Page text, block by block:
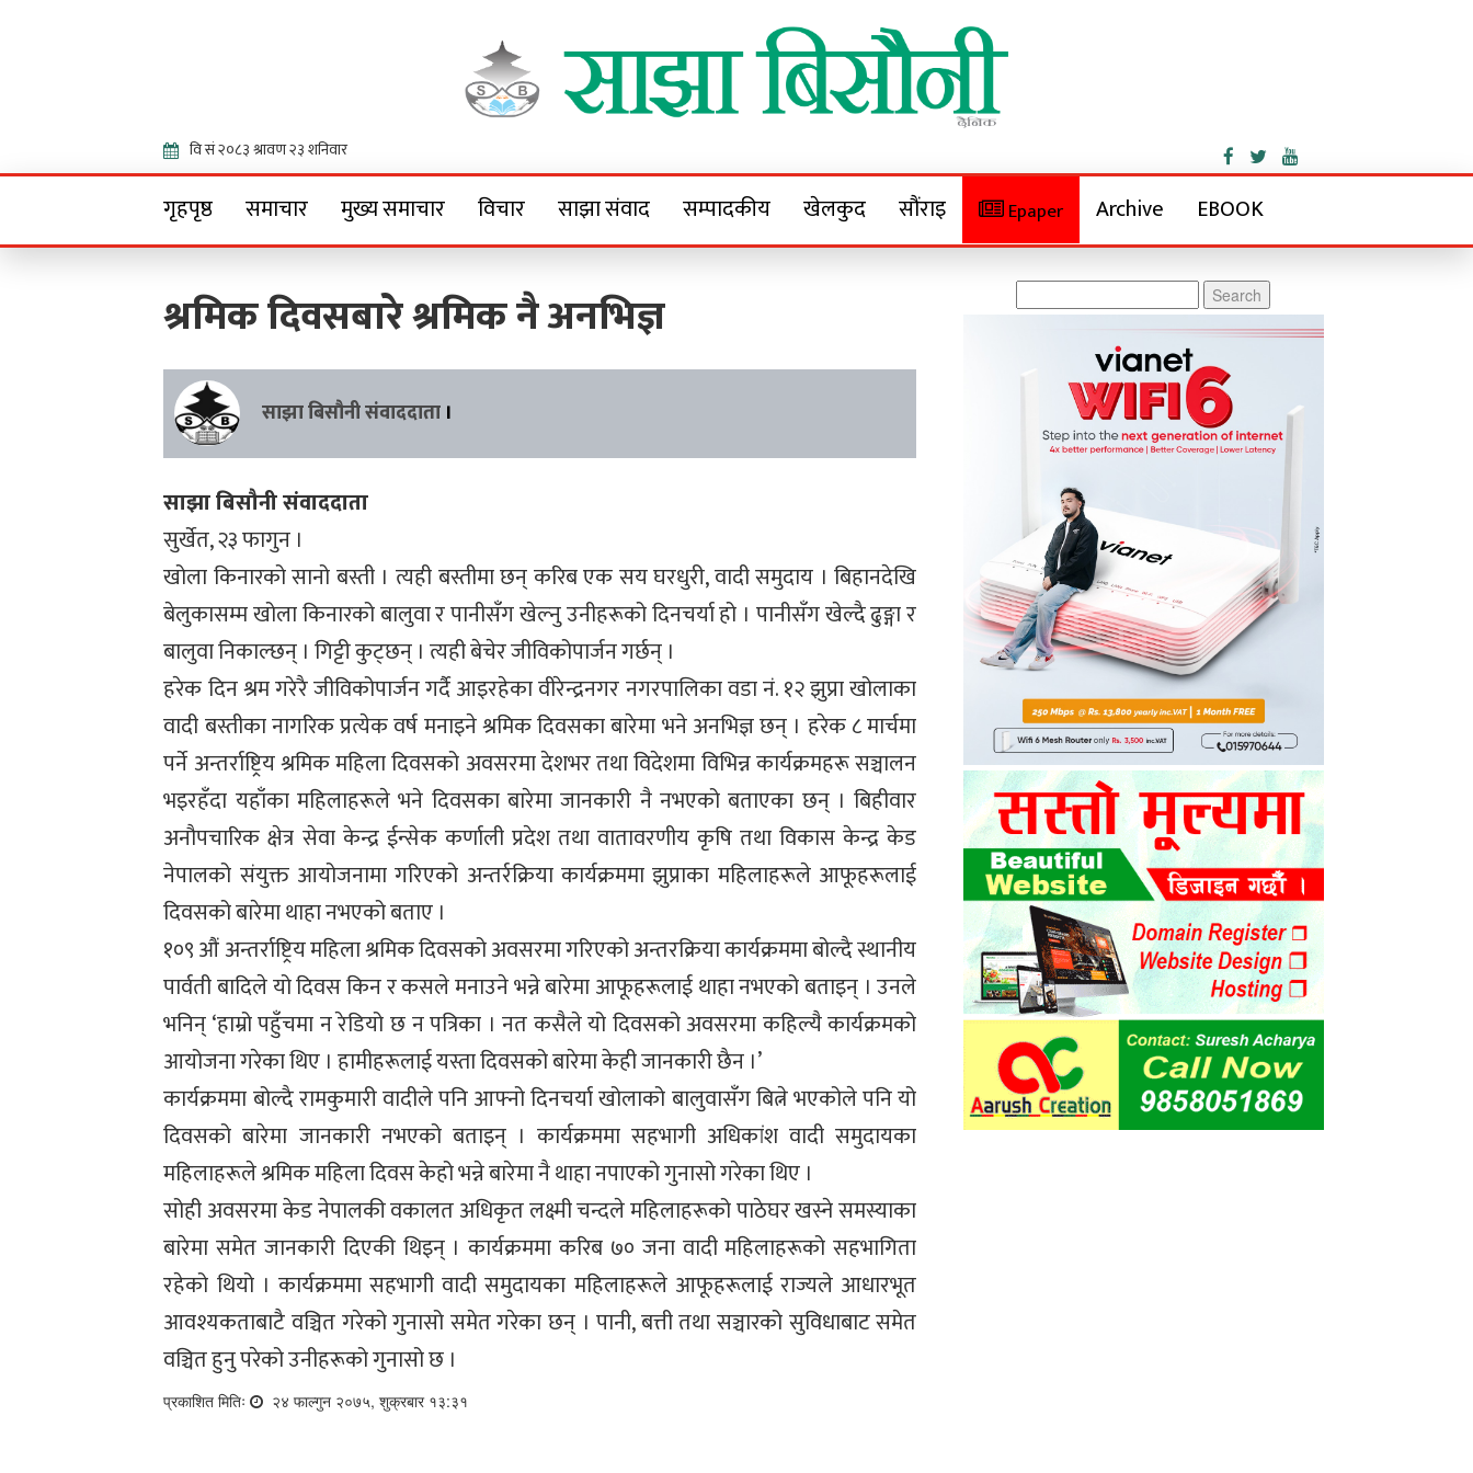
Sajha Bisaunee
गृहपृष्ठ समाचार मुख्य समाचार विचार साझा संवाद सम्पादकीय खेलकुद सौंराइ Epaper Archive EBOOK
श्रमिक दिवसबारे श्रमिक नै अनभिज्ञ
साझा बिसौनी संवाददाता ।
साझा बिसौनी संवाददाता
सुर्खेत, २३ फागुन ।
खोला किनारको सानो बस्ती । त्यही बस्तीमा छन् करिब एक सय घरधुरी, वादी समुदाय । बिहानदेखि
बेलुकासम्म खोला किनारको बालुवा र पानीसँग खेल्नु उनीहरूको दिनचर्या हो । पानीसँग खेल्दै ढुङ्गा र
बालुवा निकाल्छन् । गिट्टी कुट्छन् । त्यही बेचेर जीविकोपार्जन गर्छन् ।
हरेक दिन श्रम गरेरै जीविकोपार्जन गर्दै आइरहेका वीरेन्द्रनगर नगरपालिका वडा नं. १२ झुप्रा खोलाका
वादी बस्तीका नागरिक प्रत्येक वर्ष मनाइने श्रमिक दिवसका बारेमा भने अनभिज्ञ छन् । हरेक ८ मार्चमा
पर्ने अन्तर्राष्ट्रिय श्रमिक महिला दिवसको अवसरमा देशभर तथा विदेशमा विभिन्न कार्यक्रमहरू सञ्चालन
भइरहँदा यहाँका महिलाहरूले भने दिवसका बारेमा जानकारी नै नभएको बताएका छन् । बिहीवार
अनौपचारिक क्षेत्र सेवा केन्द्र ईन्सेक कर्णाली प्रदेश तथा वातावरणीय कृषि तथा विकास केन्द्र केड
नेपालको संयुक्त आयोजनामा गरिएको अन्तर्रक्रिया कार्यक्रममा झुप्राका महिलाहरूले आफूहरूलाई
दिवसको बारेमा थाहा नभएको बताए ।
१०९ औं अन्तर्राष्ट्रिय महिला श्रमिक दिवसको अवसरमा गरिएको अन्तरक्रिया कार्यक्रममा बोल्दै स्थानीय
पार्वती बादिले यो दिवस किन र कसले मनाउने भन्ने बारेमा आफूहरूलाई थाहा नभएको बताइन् । उनले
भनिन् ‘हाम्रो पहुँचमा न रेडियो छ न पत्रिका । नत कसैले यो दिवसको अवसरमा कहिल्यै कार्यक्रमको
आयोजना गरेका थिए । हामीहरूलाई यस्ता दिवसको बारेमा केही जानकारी छैन ।’
कार्यक्रममा बोल्दै रामकुमारी वादीले पनि आफ्नो दिनचर्या खोलाको बालुवासँग बित्ने भएकोले पनि यो
दिवसको बारेमा जानकारी नभएको बताइन् । कार्यक्रममा सहभागी अधिकांश वादी समुदायका
महिलाहरूले श्रमिक महिला दिवस केहो भन्ने बारेमा नै थाहा नपाएको गुनासो गरेका थिए ।
सोही अवसरमा केड नेपालकी वकालत अधिकृत लक्ष्मी चन्दले महिलाहरूको पाठेघर खस्ने समस्याका
बारेमा समेत जानकारी दिएकी थिइन् । कार्यक्रममा करिब ७० जना वादी महिलाहरूको सहभागिता
रहेको थियो । कार्यक्रममा सहभागी वादी समुदायका महिलाहरूले आफूहरूलाई राज्यले आधारभूत
आवश्यकताबाटै वञ्चित गरेको गुनासो समेत गरेका छन् । पानी, बत्ती तथा सञ्चारको सुविधाबाट समेत
वञ्चित हुनु परेको उनीहरूको गुनासो छ ।
प्रकाशित मितिः २४ फाल्गुन २०७५, शुक्रबार १३:३१
for: